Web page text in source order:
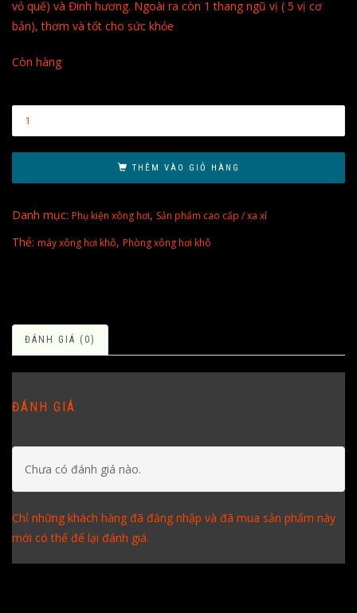
vỏ quế) và Đinh hương. Ngoài ra còn 1 thang ngũ vị ( 5 vị cơ
bản), thơm và tốt cho sức khỏe
Còn hàng
THÊM VÀO GIỎ HÀNG
Danh mục: Phụ kiện xông hơi, Sản phẩm cao cấp / xa xỉ
Thẻ: máy xông hơi khô, Phòng xông hơi khô
ĐÁNH GIÁ (0)
ĐÁNH GIÁ
Chưa có đánh giá nào.
Chỉ những khách hàng đã đăng nhập và đã mua sản phẩm này
mới có thể để lại đánh giá.